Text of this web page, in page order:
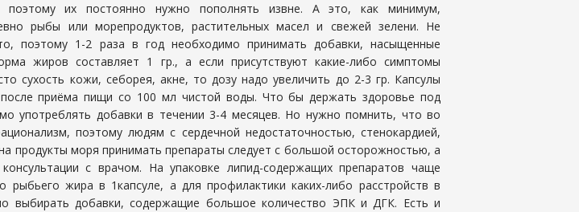
поэтому их постоянно нужно пополнять извне. А это, как минимум,
рыбы или морепродуктов, растительных масел и свежей зелени. Не
поэтому 1-2 раза в год необходимо принимать добавки, насыщенные
жиров составляет 1 гр., а если присутствуют какие-либо симптомы
сухость кожи, себорея, акне, то дозу надо увеличить до 2-3 гр. Капсулы
приёма пищи со 100 мл чистой воды. Что бы держать здоровье под
употреблять добавки в течении 3-4 месяцев. Но нужно помнить, что во
поэтому людям с сердечной недостаточностью, стенокардией,
продукты моря принимать препараты следует с большой осторожностью, а
с врачом. На упаковке липид-содержащих препаратов чаще
рыбьего жира в 1капсуле, а для профилактики каких-либо расстройств в
выбирать добавки, содержащие большое количество ЭПК и ДГК. Есть и